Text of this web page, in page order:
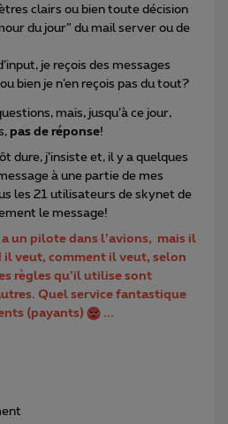
clairs ou bien toute décision
du jour” du mail server ou de
je reçois des messages
bien je n’en reçois pas du tout?
mais, jusqu’à ce jour,
pas de réponse!
dure, j’insiste et, il y a quelques
à une partie de mes
les 21 utilisateurs de skynet de
le message!
un pilote dans l’avions, mais il
il veut, comment il veut, selon
règles qu’il utilise sont
Quel service fantastique
(payants)
...